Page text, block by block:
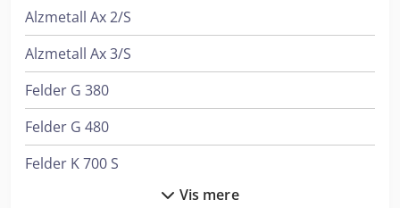
Alzmetall Ax 2/S
Alzmetall Ax 3/S
Felder G 380
Felder G 480
Felder K 700 S
Vis mere